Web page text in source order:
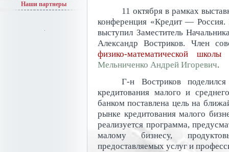
Наши партнеры
11 октября в рамках
конференция «Кредит —
выступил Заместитель
Александр Востриков. Член
физико-математической
Мельниченко Андрей Игоревич.
Г-н Востриков
кредитования малого и
банком поставлена цель на
рынке кредитования малого
реализуется программа,
малому бизнесу,
предоставляемых услуг и